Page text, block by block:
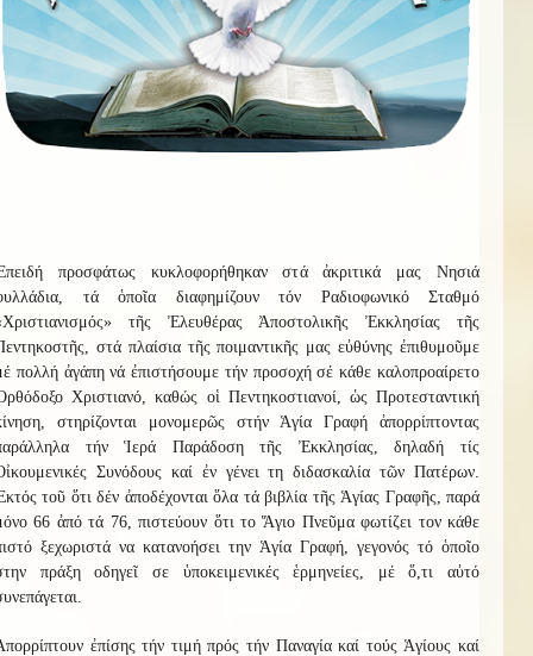
προσφάτως κυκλοφορήθηκαν στά ἀκριτικά μας Νησιά
τά ὁποῖα διαφημίζουν τόν Ραδιοφωνικό Σταθμό
τῆς Ἐλευθέρας Ἀποστολικῆς Ἐκκλησίας τῆς
στά πλαίσια τῆς ποιμαντικῆς μας εὐθύνης ἐπιθυμοῦμε
πολλή ἀγάπη νά ἐπιστήσουμε τήν προσοχή σέ κάθε καλοπροαίρετο
Χριστιανό, καθώς οἱ Πεντηκοστιανοί, ὡς Προτεσταντική
στηρίζονται μονομερῶς στήν Ἁγία Γραφή ἀπορρίπτοντας
τήν Ἱερά Παράδοση τῆς Ἐκκλησίας, δηλαδή τίς
Συνόδους καί ἐν γένει τη διδασκαλία τῶν Πατέρων.
τοῦ ὅτι δέν ἀποδέχονται ὅλα τά βιβλία τῆς Ἁγίας Γραφῆς, παρά
66 ἀπό τά 76, πιστεύουν ὅτι το Ἅγιο Πνεῦμα φωτίζει τον κάθε
ξεχωριστά να κατανοήσει την Ἁγία Γραφή, γεγονός τό ὁποῖο
πράξη οδηγεῖ σε ὑποκειμενικές ἑρμηνείες, μέ ὅ,τι αὐτό
ἐπίσης τήν τιμή πρός τήν Παναγία καί τούς Ἁγίους καί